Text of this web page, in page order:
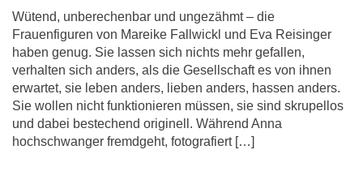
Wütend, unberechenbar und ungezähmt – die
Frauenfiguren von Mareike Fallwickl und Eva Reisinger
haben genug. Sie lassen sich nichts mehr gefallen,
verhalten sich anders, als die Gesellschaft es von ihnen
erwartet, sie leben anders, lieben anders, hassen anders.
Sie wollen nicht funktionieren müssen, sie sind skrupellos
und dabei bestechend originell. Während Anna
hochschwanger fremdgeht, fotografiert […]